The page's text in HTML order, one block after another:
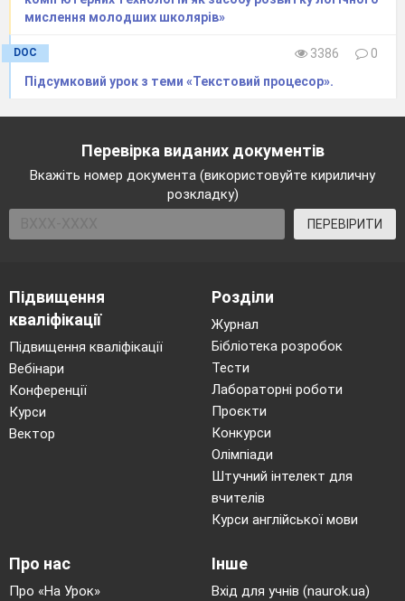
мислення молодших школярів»
DOC 3386
0
Підсумковий урок з теми «Текстовий процесор».
Перевірка виданих документів
Вкажіть номер документа (використовуйте кириличну
розкладку)
ПЕРЕВІРИТИ
Підвищення
кваліфікації
Підвищення кваліфікації
Вебінари
Конференції
Курси
Вектор
Розділи
Журнал
Бібліотека розробок
Тести
Лабораторні роботи
Проєкти
Конкурси
Олімпіади
Штучний інтелект для
вчителів
Курси англійської мови
Про нас
Про «На Урок»
Інше
Вхід для учнів (naurok.ua)